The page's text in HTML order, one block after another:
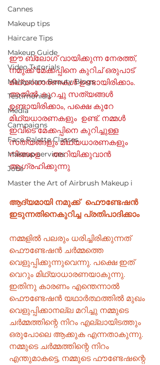
Cannes
Makeup tips
Haircare Tips
Makeup Guide
Video Tutorials
Malayalam Beauty Blogs
Testimonials
Media
Campaigns
Face Palette Classes
Makeup services
Jobs
Master the Art of Airbrush Makeup i
ഈ ബ്ലോഗ് വായിക്കുന്ന നേരത്ത്,
നമുക്ക് മേക്കപ്പിനെ കുറിച് ഒരുപാട്
മിഥ്യാധാരണകൾ ഉണ്ടായിരിക്കാം.
അതിൽ കുറച്ചു സത്യങ്ങൾ
ഉണ്ടായിരിക്കാം, പക്ഷെ കുറേ
മിഥ്യധാരണകളും  ഉണ്ട്. നമ്മൾ
ഇവിടെ മേക്കപ്പിനെ കുറിച്ചുള്ള
സത്യങ്ങളും മിഥ്യധാരണകളും
നിങ്ങളെ      അറിയിക്കുവാൻ
ആഗ്രഹിക്കുന്നു
ആദ്യമായി നമുക്ക്  ഫൌണ്ടേഷൻ
ഇടുന്നതിനെകുറിച്ച പ്രതിപാദിക്കാം
നമ്മളിൽ പലരും ധരിച്ചിരിക്കുന്നത്
ഫൌണ്ടേഷൻ ചർമ്മത്തെ
വെളുപ്പിക്കുന്നുവെന്നു. പക്ഷെ ഇത്
വെറും മിഥ്യാധാരണയാകുന്നു.
ഇതിനു കാരണം എന്തെന്നാൽ
ഫൌണ്ടേഷൻ യഥാർത്ഥത്തിൽ മുഖം
വെളുപ്പിക്കാനല്ല മറിച്ചു നമ്മുടെ
ചർമ്മത്തിന്റെ നിറം എല്ലായിടത്തും
ഒരുപോലെ ആക്കുക എന്നതാകുന്നു.
നമ്മുടെ ചർമ്മത്തിന്റെ നിറം
എന്തുമാകട്ടെ, നമ്മുടെ ഫൗണ്ടേഷന്റെ